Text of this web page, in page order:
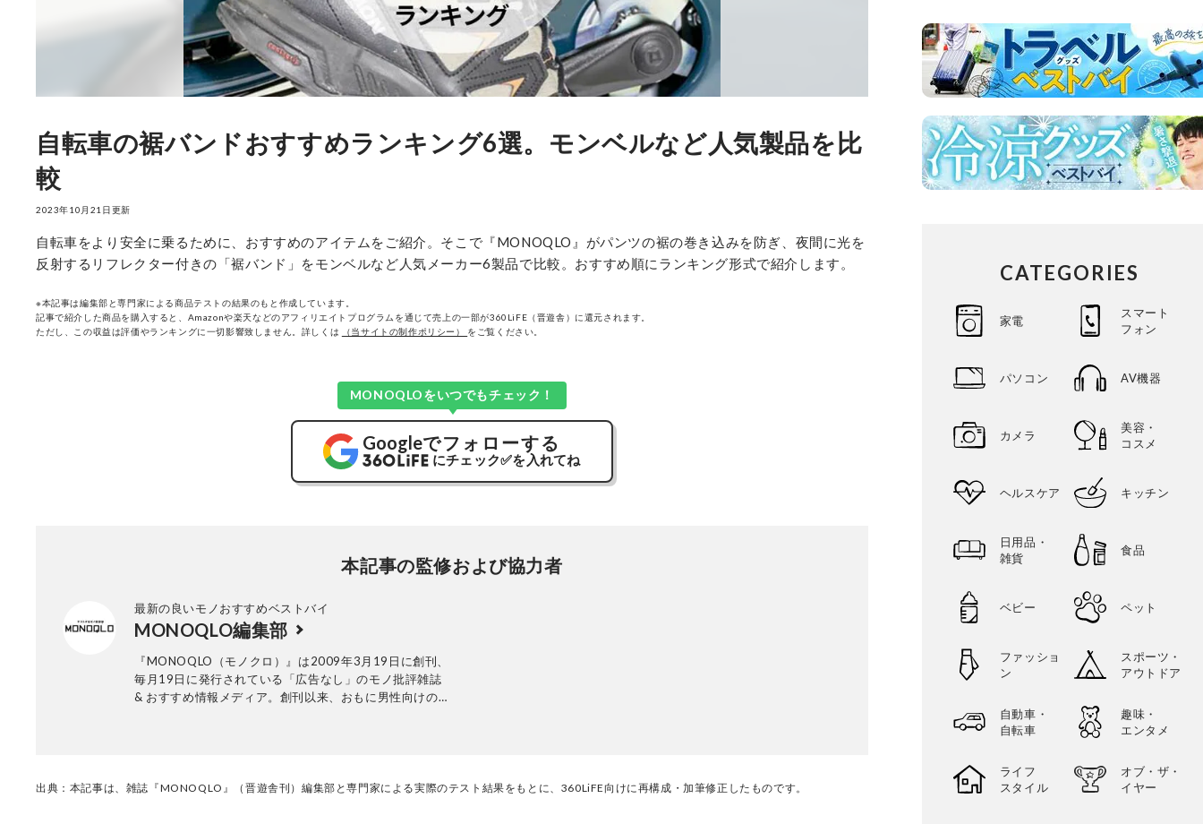
自転車の裾バンドおすすめランキング6選。モンベルなど人気製品を比
較
2023年10月21日更新
自転車をより安全に乗るために、おすすめのアイテムをご紹介。そこで『MONOQLO』がパンツの裾の巻き込みを防ぎ、夜間に光を
反射するリフレクター付きの「裾バンド」をモンベルなど人気メーカー6製品で比較。おすすめ順にランキング形式で紹介します。
※本記事は編集部と専門家による商品テストの結果のもと作成しています。
記事で紹介した商品を購入すると、Amazonや楽天などのアフィリエイトプログラムを通じて売上の一部が360LiFE（晋遊舎）に還元されます。
ただし、この収益は評価やランキングに一切影響致しません。詳しくは
（当サイトの制作ポリシー） をご覧ください。
MONOQLOをいつでもチェック！
Googleでフォローする
にチェック✅を入れてね
本記事の監修および協力者
最新の良いモノおすすめベストバイ
MONOQLO編集部
『MONOQLO（モノクロ）』は2009年3月19日に創刊、
毎月19日に発行されている「広告なし」のモノ批評雑誌
& おすすめ情報メディア。創刊以来、おもに男性向けの生
11名以上の編集体制で日々の検証・記事制作を行ってい
出典：本記事は、雑誌『MONOQLO』（晋遊舎刊）編集部と専門家による実際のテスト結果をもとに、360LiFE向けに再構成・加筆修正したものです。
CATEGORIES
家電
スマート
フォン
パソコン AV機器
カメラ
美容・
コスメ
ヘルスケア キッチン
日用品・
雑貨
食品
ベビー ペット
ファッショ
ン
スポーツ・
アウトドア
自動車・
自転車
趣味・
エンタメ
ライフ
スタイル
オブ・ザ・
イヤー